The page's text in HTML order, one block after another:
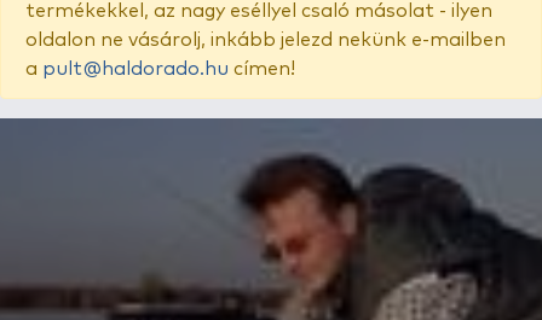
termékekkel, az nagy eséllyel csaló másolat - ilyen
oldalon ne vásárolj, inkább jelezd nekünk e-mailben
a pult@haldorado.hu címen!